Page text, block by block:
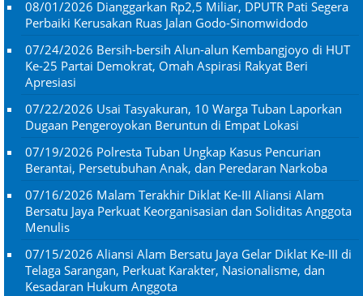
08/01/2026 Dianggarkan Rp2,5 Miliar, DPUTR Pati Segera
Perbaiki Kerusakan Ruas Jalan Godo-Sinomwidodo
07/24/2026 Bersih-bersih Alun-alun Kembangjoyo di HUT
Ke-25 Partai Demokrat, Omah Aspirasi Rakyat Beri
Apresiasi
07/22/2026 Usai Tasyakuran, 10 Warga Tuban Laporkan
Dugaan Pengeroyokan Beruntun di Empat Lokasi
07/19/2026 Polresta Tuban Ungkap Kasus Pencurian
Berantai, Persetubuhan Anak, dan Peredaran Narkoba
07/16/2026 Malam Terakhir Diklat Ke-III Aliansi Alam
Bersatu Jaya Perkuat Keorganisasian dan Soliditas Anggota
Menulis
07/15/2026 Aliansi Alam Bersatu Jaya Gelar Diklat Ke-III di
Telaga Sarangan, Perkuat Karakter, Nasionalisme, dan
Kesadaran Hukum Anggota